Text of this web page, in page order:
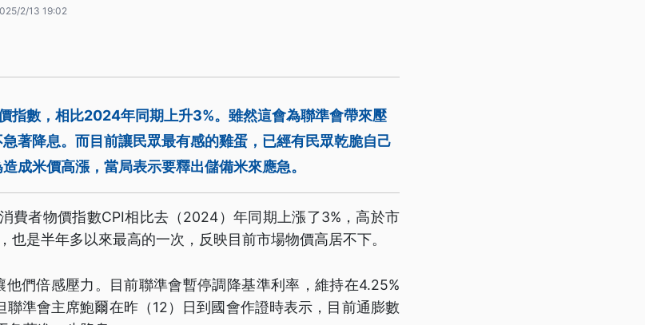
2/13 19:02
指數，相比2024年同期上升3%。雖然這會為聯準會帶來壓
著降息。而目前讓民眾最有感的雞蛋，已經有民眾乾脆自己
成米價高漲，當局表示要釋出儲備米來應急。
費者物價指數CPI相比去（2024）年同期上漲了3%，高於市
也是半年多以來最高的一次，反映目前市場物價高居不下。
們倍感壓力。目前聯準會暫停調降基準利率，維持在4.25%
聯準會主席鮑爾在昨（12）日到國會作證時表示，目前通膨數